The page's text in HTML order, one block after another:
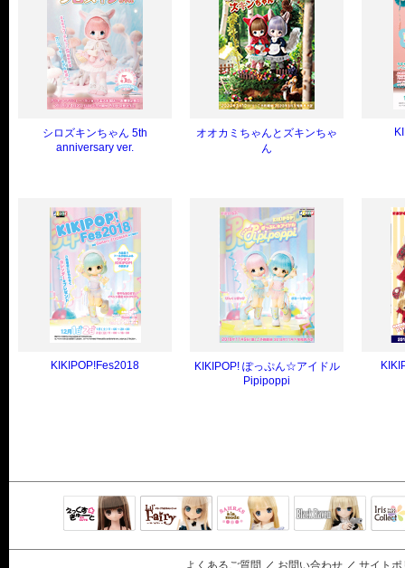
シロズキンちゃん 5th
anniversary ver.
オオカミちゃんとズキンちゃ
ん
KIKIPOP!Fes2018
KIKIPOP! ぽっぷん☆アイドル
Pipipoppi
よくあるご質問 ／ お問い合わせ ／ サイトポ